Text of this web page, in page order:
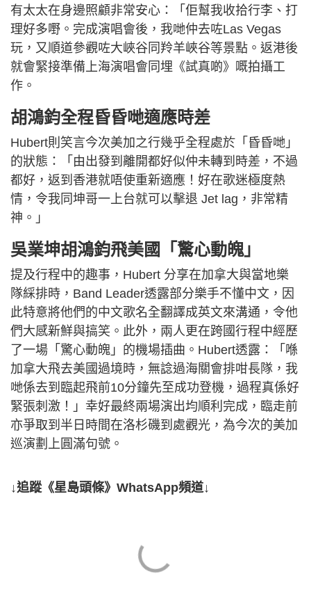
有太太在身邊照顧非常安心：「佢幫我收拾行李、打
理好多嘢。完成演唱會後，我哋仲去咗Las Vegas
玩，又順道參觀咗大峽谷同羚羊峽谷等景點。返港後
就會緊接準備上海演唱會同埋《試真啲》嘅拍攝工
作。
胡鴻鈞全程昏昏哋適應時差
Hubert則笑言今次美加之行幾乎全程處於「昏昏哋」
的狀態：「由出發到離開都好似仲未轉到時差，不過
都好，返到香港就唔使重新適應！好在歌迷極度熱
情，令我同坤哥一上台就可以擊退 Jet lag，非常精
神。」
吳業坤胡鴻鈞飛美國「驚心動魄」
提及行程中的趣事，Hubert 分享在加拿大與當地樂
隊綵排時，Band Leader透露部分樂手不懂中文，因
此特意將他們的中文歌名全翻譯成英文來溝通，令他
們大感新鮮與搞笑。此外，兩人更在跨國行程中經歷
了一場「驚心動魄」的機場插曲。Hubert透露：「喺
加拿大飛去美國過境時，無諗過海關會排咁長隊，我
哋係去到臨起飛前10分鐘先至成功登機，過程真係好
緊張刺激！」幸好最終兩場演出均順利完成，臨走前
亦爭取到半日時間在洛杉磯到處觀光，為今次的美加
巡演劃上圓滿句號。
↓追蹤《星島頭條》WhatsApp頻道↓